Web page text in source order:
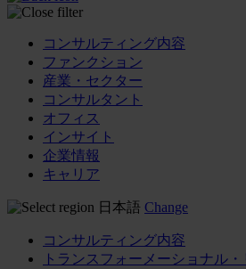
コンサルティング内容
ファンクション
産業・セクター
コンサルタント
オフィス
インサイト
企業情報
キャリア
日本語 Change
コンサルティング内容
トランスフォーメーショナル